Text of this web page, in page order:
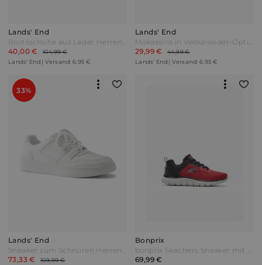
Lands' End
Bootsschuhe aus Leder Herren Braun by Lands' End
40,00 €
104,99 €
Lands' End | Versand: 6,95 €
Lands' End
Mokassins in Veloursleder-Optik Herren Schwarz by Lands' End
29,99 €
44,99 €
Lands' End | Versand: 6,95 €
33%
Lands' End
Sneaker zum Schnüren Herren Weiß by Lands' End
73,33 €
109,99 €
Bonprix
bonprix Skechers Sneaker mit Memory Foam Rot
69,99 €